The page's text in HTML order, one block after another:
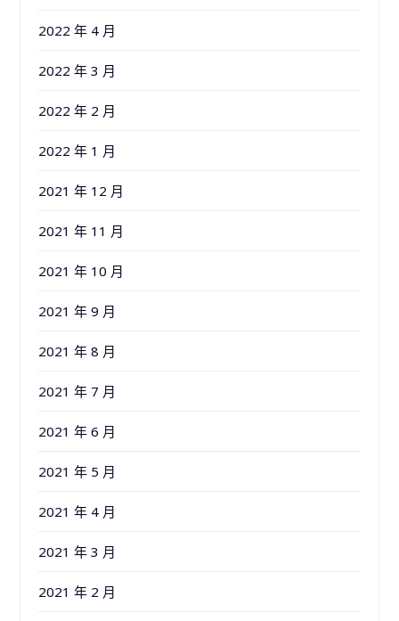
2022 年 4 月
2022 年 3 月
2022 年 2 月
2022 年 1 月
2021 年 12 月
2021 年 11 月
2021 年 10 月
2021 年 9 月
2021 年 8 月
2021 年 7 月
2021 年 6 月
2021 年 5 月
2021 年 4 月
2021 年 3 月
2021 年 2 月